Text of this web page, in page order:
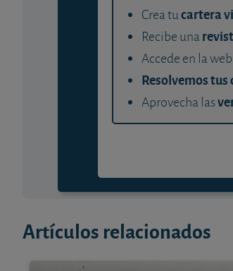
Crea tucartera
Recibe una
Accede en la
Resolvemos tus
Aprovecha las
Artículos relacionados